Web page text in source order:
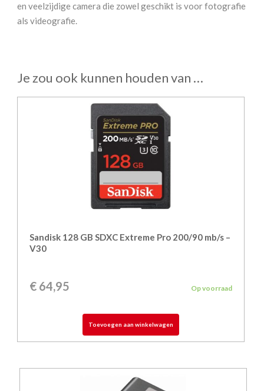
en veelzijdige camera die zowel geschikt is voor fotografie
als videografie.
Je zou ook kunnen houden van …
Sandisk 128 GB SDXC Extreme Pro 200/90 mb/s –
V30
€ 64,95 Op voorraad
Toevoegen aan winkelwagen